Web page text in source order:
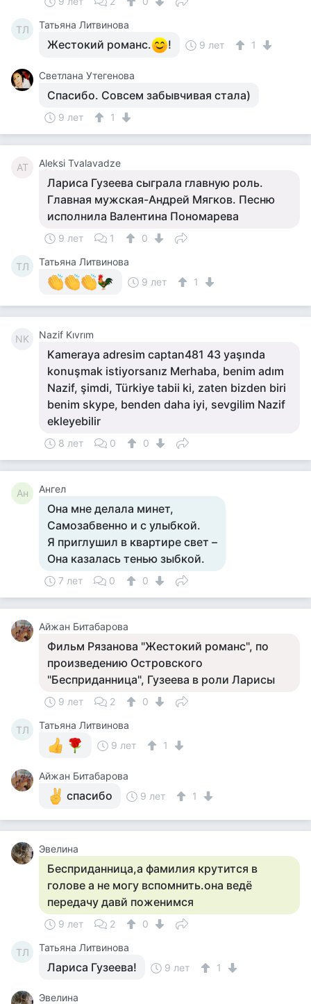
ТЛ Татьяна Литвинова
Жестокий романс. ! 9 лет 1
Светлана Утегенова
Спасибо. Совсем забывчивая стала)
9 лет 1
AT Aleksi Tvalavadze
Лариса Гузеева сыграла главную роль.
Главная мужская-Андрей Мягков. Песню
исполнила Валентина Пономарева
9 лет 1 0
ТЛ
Татьяна Литвинова
9 лет
1
NK Nazif Kıvrım
Kameraya adresim captan481 43 yaşında
konuşmak istiyorsanız Merhaba, benim adım
Nazif, şimdi, Türkiye tabii ki, zaten bizden biri
benim skype, benden daha iyi, sevgilim Nazif
ekleyebilir
8 лет 0 0
Ан Ангел
Она мне делала минет,
Самозабвенно и с улыбкой.
Я приглушил в квартире свет –
Она казалась тенью зыбкой.
7 лет 0 0
Айжан Битабарова
Фильм Рязанова "Жестокий романс", по
произведению Островского
"Бесприданница", Гузеева в роли Ларисы
9 лет 2 0
ТЛ
Татьяна Литвинова
9 лет
1
Айжан Битабарова
спасибо 9 лет 1
Эвелина
Бесприданница,а фамилия крутится в
голове а не могу вспомнить.она ведё
передачу давй поженимся
9 лет 2 0
ТЛ Татьяна Литвинова
Лариса Гузеева! 9 лет 1
Эвелина